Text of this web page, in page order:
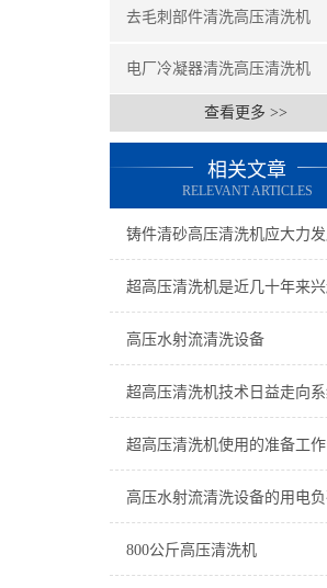
去毛刺部件清洗高压清洗机
电厂冷凝器清洗高压清洗机
查看更多 >>
相关文章
RELEVANT ARTICLES
高压水射流清洗设备
超高压清洗机使用的准备工作
800公斤高压清洗机